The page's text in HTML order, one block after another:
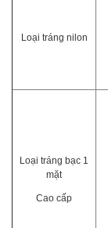
Loại tráng nilon
Loại tráng bạc 1
mặt
Cao cấp